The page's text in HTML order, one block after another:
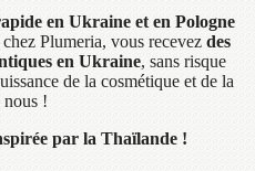
en Ukraine et en Pologne
Plumeria, vous recevez des
en Ukraine, sans risque
de la cosmétique et de la
nous !
par la Thaïlande !